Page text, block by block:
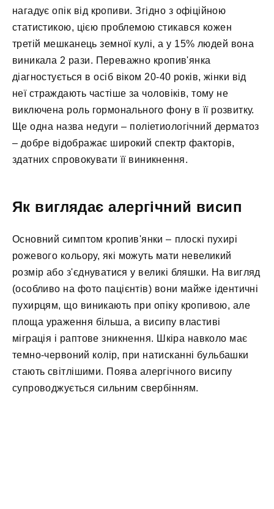
нагадує опік від кропиви. Згідно з офіційною
статистикою, цією проблемою стикався кожен
третій мешканець земної кулі, а у 15% людей вона
виникала 2 рази. Переважно кропив'янка
діагностується в осіб віком 20-40 років, жінки від
неї страждають частіше за чоловіків, тому не
виключена роль гормонального фону в її розвитку.
Ще одна назва недуги – поліетиологічний дерматоз
– добре відображає широкий спектр факторів,
здатних спровокувати її виникнення.
Як виглядає алергічний висип
Основний симптом кропив'янки – плоскі пухирі
рожевого кольору, які можуть мати невеликий
розмір або з'єднуватися у великі бляшки. На вигляд
(особливо на фото пацієнтів) вони майже ідентичні
пухирцям, що виникають при опіку кропивою, але
площа ураження більша, а висипу властиві
міграція і раптове зникнення. Шкіра навколо має
темно-червоний колір, при натисканні бульбашки
стають світлішими. Поява алергічного висипу
супроводжується сильним свербінням.